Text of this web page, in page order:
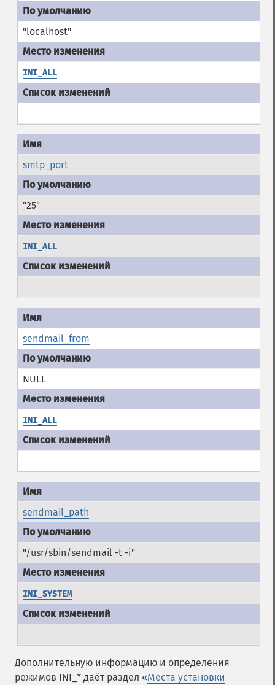
"localhost"
INI_ALL
smtp_port
"25"
INI_ALL
sendmail_from
NULL
INI_ALL
sendmail_path
"/usr/sbin/sendmail -t -i"
INI_SYSTEM
Дополнительную информацию и определения
режимов INI_* даёт раздел «Места установки